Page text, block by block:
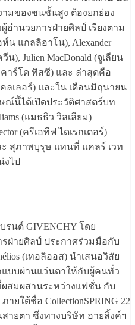
มของชนชั้นสูง ต้องยกย่อง
ำนวยการฝ่ายศิลป์ เรียงตาม
ห์น แกลลิอาโน), Alexander
น), Julien MacDonald (จูเลียน
คาร์โด ทิสซี) และ ล่าสุดคือ
คลเลอร์) และใน เดือนมิถุนายน
ณ์นี้ได้เปิดประวัติศาสตร์บท
(แมธธิว วิลเลียม)
(ครีเอทีฟ ไดเรกเตอร์)
ะ สุภาพบุรุษ แทนที่ แคลร์ เวท
งไป
รนด์ GIVENCHY โดย
รฝ่ายศิลป์ ประกาศร่วมมือกับ
(เทอลิออส) นำเสนอวิสัย
บบผ่านแว่นตาให้กับผู้คนทั่ว
สมผสานระหว่างแฟชั่น กับ
ยใต้ชื่อ CollectionSPRING 22
ายตา ซึ่งทางบริษัท อายลิ้งค์ฯ